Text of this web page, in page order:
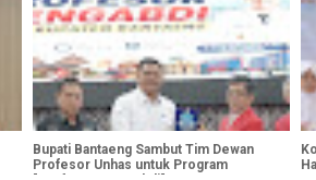
Bupati Bantaeng Sambut Tim Dewan
Profesor Unhas untuk Program